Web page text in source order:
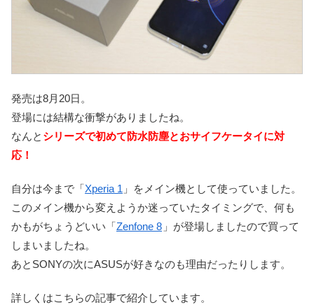
発売は8月20日。
登場には結構な衝撃がありましたね。
なんと シリーズで初めて防水防塵とおサイフケータイに対
応！
自分は今まで「Xperia 1 」をメイン機として使っていました。
このメイン機から変えようか迷っていたタイミングで、何も
かもがちょうどいい「Zenfone 8 」が登場しましたので買って
しまいましたね。
あとSONYの次にASUSが好きなのも理由だったりします。
詳しくはこちらの記事で紹介しています。